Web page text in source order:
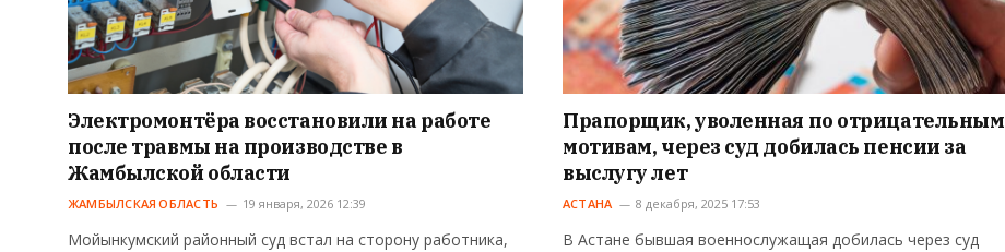
Электромонтёра восстановили на работе
после травмы на производстве в
Жамбылской области
ЖАМБЫЛСКАЯ ОБЛАСТЬ 19 января, 2026 12:39
Мойынкумский районный суд встал на сторону работника,
Прапорщик, уволенная по отрицательным
мотивам, через суд добилась пенсии за
выслугу лет
АСТАНА 8 декабря, 2025 17:53
В Астане бывшая военнослужащая добилась через суд